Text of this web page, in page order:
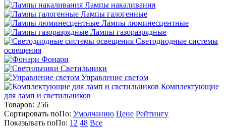
Лампы накаливания
Лампы галогенные
Лампы люминесцентные
Лампы газоразрядные
Светодиодные системы
освещения
Фонари
Светильники
Управление светом
Комплектующие
для ламп и светильников
Товаров: 256
Сортировать поПо: Умолчанию Цене Рейтингу
Показывать поПо: 12 48 Все